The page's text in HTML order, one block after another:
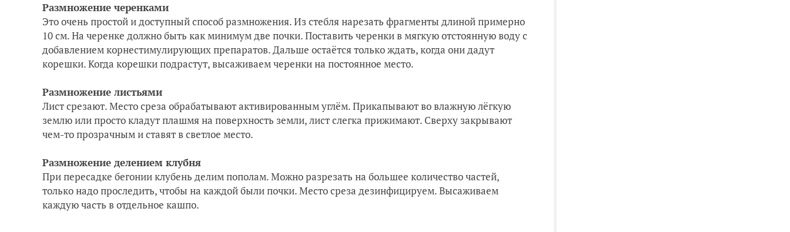
Размножение черенками
Это очень простой и доступный способ размножения. Из стебля нарезать фрагменты длиной примерно
10 см. На черенке должно быть как минимум две почки. Поставить черенки в мягкую отстоянную воду с
добавлением корнестимулирующих препаратов. Дальше остаётся только ждать, когда они дадут
корешки. Когда корешки подрастут, высаживаем черенки на постоянное место.
Размножение листьями
Лист срезают. Место среза обрабатывают активированным углём. Прикапывают во влажную лёгкую
землю или просто кладут плашмя на поверхность земли, лист слегка прижимают. Сверху закрывают
чем-то прозрачным и ставят в светлое место.
Размножение делением клубня
При пересадке бегонии клубень делим пополам. Можно разрезать на большее количество частей,
только надо проследить, чтобы на каждой были почки. Место среза дезинфицируем. Высаживаем
каждую часть в отдельное кашпо.